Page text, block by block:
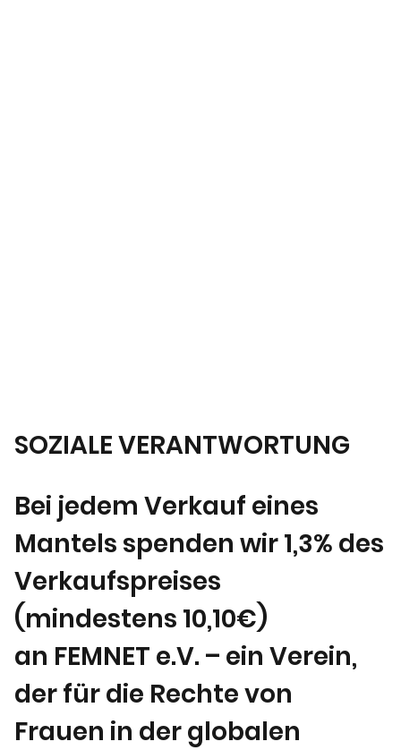
SOZIALE VERANTWORTUNG
Bei jedem Verkauf eines
Mantels spenden wir 1,3% des
Verkaufspreises
(mindestens 10,10€)
an FEMNET e.V. – ein Verein,
der für die Rechte von
Frauen in der globalen